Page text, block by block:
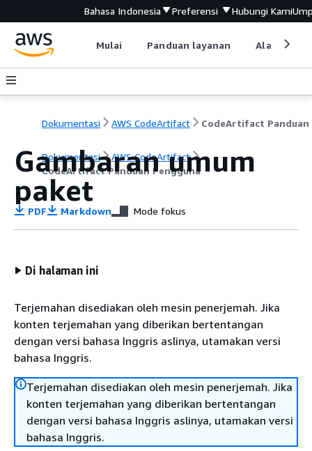
Bahasa Indonesia Preferensi Hubungi Kami
Mulai Panduan layanan Alat
Dokumentasi AWS CodeArtifact
Dokumentasi
AWS CodeArtifact
CodeArtifact Panduan Pengguna
Gambaran umum
paket
PDF Markdown Mode fokus
Di halaman ini
Terjemahan disediakan oleh mesin penerjemah. Jika
konten terjemahan yang diberikan bertentangan
dengan versi bahasa Inggris aslinya, utamakan versi
bahasa Inggris.
Terjemahan disediakan oleh mesin penerjemah. Jika
konten terjemahan yang diberikan bertentangan
dengan versi bahasa Inggris aslinya, utamakan versi
bahasa Inggris.